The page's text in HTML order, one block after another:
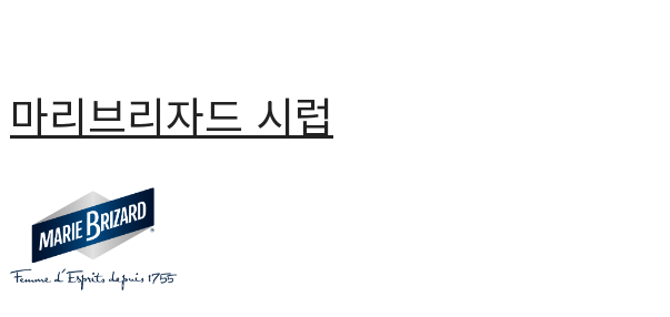
마리브리자드 시럽